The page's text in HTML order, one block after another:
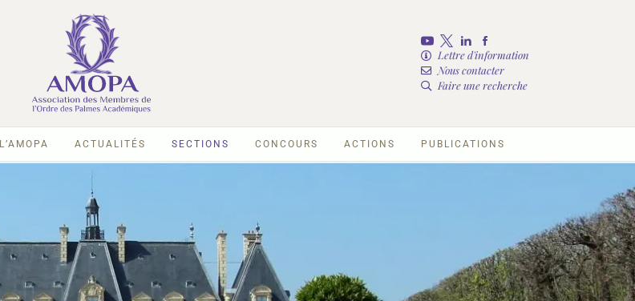
Lettre d'information
Nous contacter
Faire une recherche
L’AMOPA ACTUALITÉS SECTIONS CONCOURS ACTIONS PUBLICATIONS